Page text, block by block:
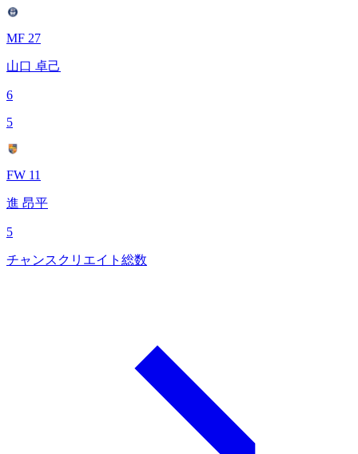
MF 27
山口 卓己
6
5
FW 11
進 昂平
5
チャンスクリエイト総数